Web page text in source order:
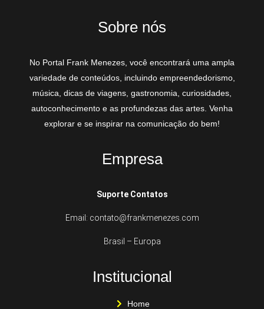
Sobre nós
No Portal Frank Menezes, você encontrará uma ampla
variedade de conteúdos, incluindo empreendedorismo,
música, dicas de viagens, gastronomia, curiosidades,
autoconhecimento e as profundezas das artes. Venha
explorar e se inspirar na comunicação do bem!
Empresa
Suporte Contatos
Email: contato@frankmenezes.com
Brasil – Europa
Institucional
Home